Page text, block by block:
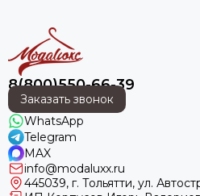
8(800)550-66-39
Заказать звонок
WhatsApp
Telegram
MAX
info@modaluxx.ru
445039, г. Тольятти, ул.